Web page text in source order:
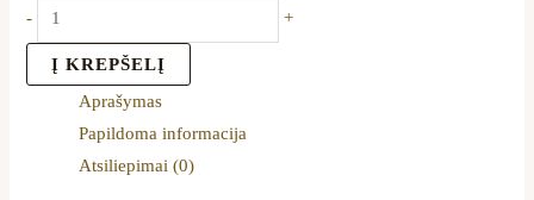
- +
Į KREPŠELĮ
Aprašymas
Papildoma informacija
Atsiliepimai (0)